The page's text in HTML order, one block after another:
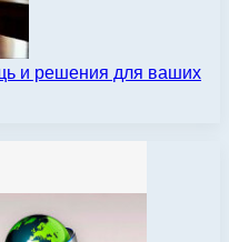
и решения для ваших